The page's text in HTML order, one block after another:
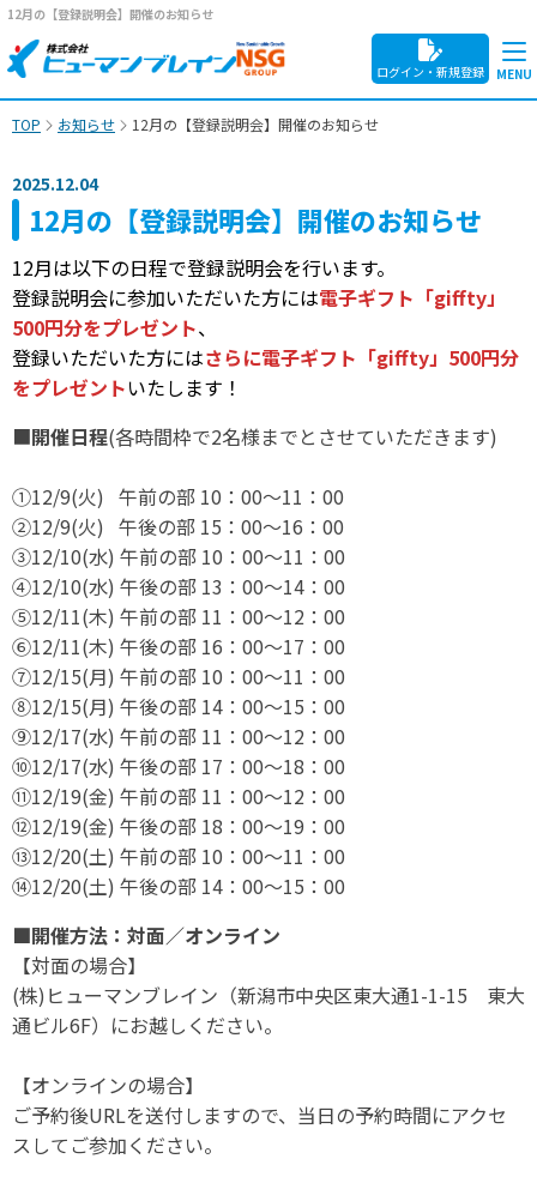
12月の【登録説明会】開催のお知らせ
ログイン・新規登録
TOP お知らせ 12月の【登録説明会】開催のお知らせ
2025.12.04
12月の【登録説明会】開催のお知らせ
12月は以下の日程で登録説明会を行います。
登録説明会に参加いただいた方には電子ギフト「giffty」
500円分をプレゼント、
登録いただいた方にはさらに電子ギフト「giffty」500円分
をプレゼントいたします！
■開催日程(各時間枠で2名様までとさせていただきます)
①12/9(火) 午前の部 10：00～11：00
②12/9(火) 午後の部 15：00～16：00
③12/10(水) 午前の部 10：00～11：00
④12/10(水) 午後の部 13：00～14：00
⑤12/11(木) 午前の部 11：00～12：00
⑥12/11(木) 午後の部 16：00～17：00
⑦12/15(月) 午前の部 10：00～11：00
⑧12/15(月) 午後の部 14：00～15：00
⑨12/17(水) 午前の部 11：00～12：00
⑩12/17(水) 午後の部 17：00～18：00
⑪12/19(金) 午前の部 11：00～12：00
⑫12/19(金) 午後の部 18：00～19：00
⑬12/20(土) 午前の部 10：00～11：00
⑭12/20(土) 午後の部 14：00～15：00
■開催方法：対面／オンライン
【対面の場合】
(株)ヒューマンブレイン（新潟市中央区東大通1-1-15 東大
通ビル6F）にお越しください。
【オンラインの場合】
ご予約後URLを送付しますので、当日の予約時間にアクセ
スしてご参加ください。